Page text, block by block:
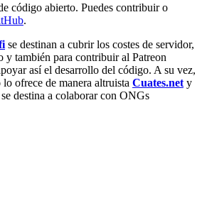
código abierto. Puedes contribuir o
.
se destinan a cubrir los costes de servidor,
y también para contribuir al Patreon
así el desarrollo del código. A su vez,
ofrece de manera altruista Cuates.net y
destina a colaborar con ONGs